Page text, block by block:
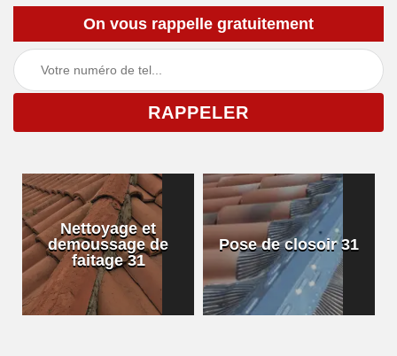
On vous rappelle gratuitement
Nettoyage et
demoussage de
faitage 31
Pose de closoir 31